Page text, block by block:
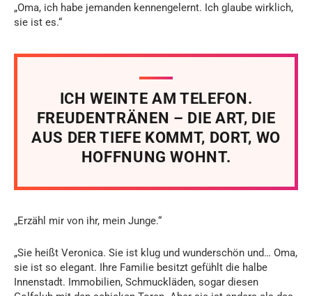
„Oma, ich habe jemanden kennengelernt. Ich glaube wirklich,
sie ist es.“
ICH WEINTE AM TELEFON.
FREUDENTRÄNEN – DIE ART, DIE
AUS DER TIEFE KOMMT, DORT, WO
HOFFNUNG WOHNT.
„Erzähl mir von ihr, mein Junge.“
„Sie heißt Veronica. Sie ist klug und wunderschön und… Oma,
sie ist so elegant. Ihre Familie besitzt gefühlt die halbe
Innenstadt. Immobilien, Schmuckläden, sogar diesen